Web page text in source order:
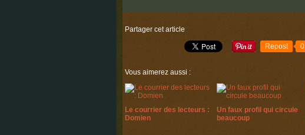
Partager cet article
Repost 0
Vous aimerez aussi :
Le courrier des lecteurs :
Domien
Un faux profil qui circule
beaucoup